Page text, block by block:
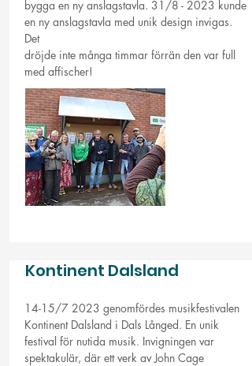
bygga en ny anslagstavla. 31/8 - 2023 kunde
en ny anslagstavla med unik design invigas.
Det
dröjde inte många timmar förrän den var full
med affischer!
Kontinent Dalsland
14-15/7 2023 genomfördes musikfestivalen
Kontinent Dalsland i Dals Långed. En unik
festival för nutida musik. Invigningen var
spektakulär, där ett verk av John Cage